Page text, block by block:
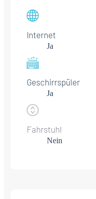
Internet
Ja
Geschirrspüler
Ja
Fahrstuhl
Nein